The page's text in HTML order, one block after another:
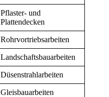
Pflaster- und
Plattendecken
Rohrvortriebsarbeiten
Landschaftsbauarbeiten
Düsenstrahlarbeiten
Gleisbauarbeiten